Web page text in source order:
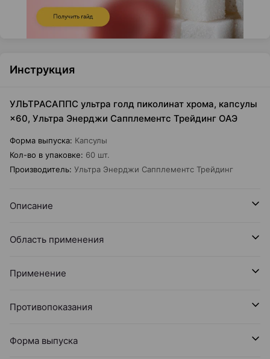
Инструкция
УЛЬТРАСАППС ультра голд пиколинат хрома, капсулы
×60, Ультра Энерджи Сапплементс Трейдинг ОАЭ
Форма выпуска: Капсулы
Кол-во в упаковке: 60 шт.
Производитель: Ультра Энерджи Сапплементс Трейдинг
Описание
Область применения
Применение
Противопоказания
Форма выпуска